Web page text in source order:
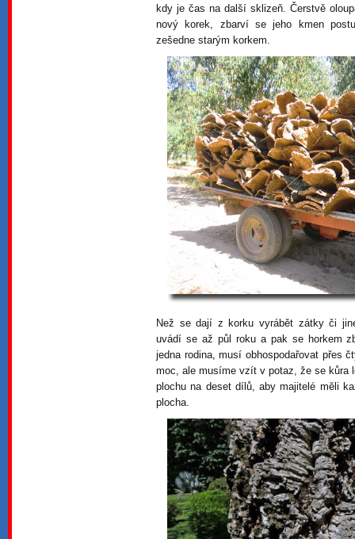
kdy je čas na další sklizeň. Čerstvě
nový korek, zbarví se jeho kmen
zešedne starým korkem.
Než se dají z korku vyrábět zátky či
uvádí se až půl roku a pak se horkem
jedna rodina, musí obhospodařovat přes
moc, ale musíme vzít v potaz, že se kůra
plochu na deset dílů, aby majitelé měli
plocha.